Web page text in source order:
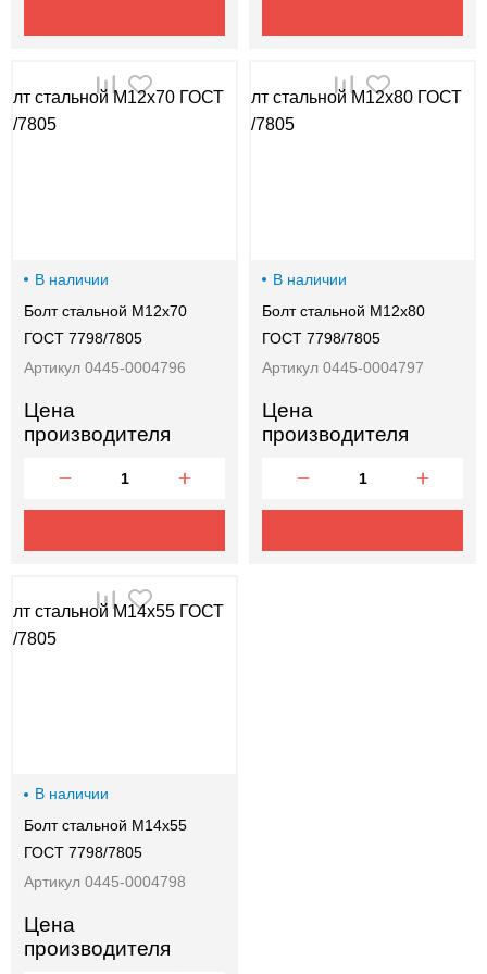
В наличии
Болт стальной М12х70
ГОСТ 7798/7805
Артикул 0445-0004796
Цена
производителя
В наличии
Болт стальной М12х80
ГОСТ 7798/7805
Артикул 0445-0004797
Цена
производителя
В наличии
Болт стальной М14х55
ГОСТ 7798/7805
Артикул 0445-0004798
Цена
производителя